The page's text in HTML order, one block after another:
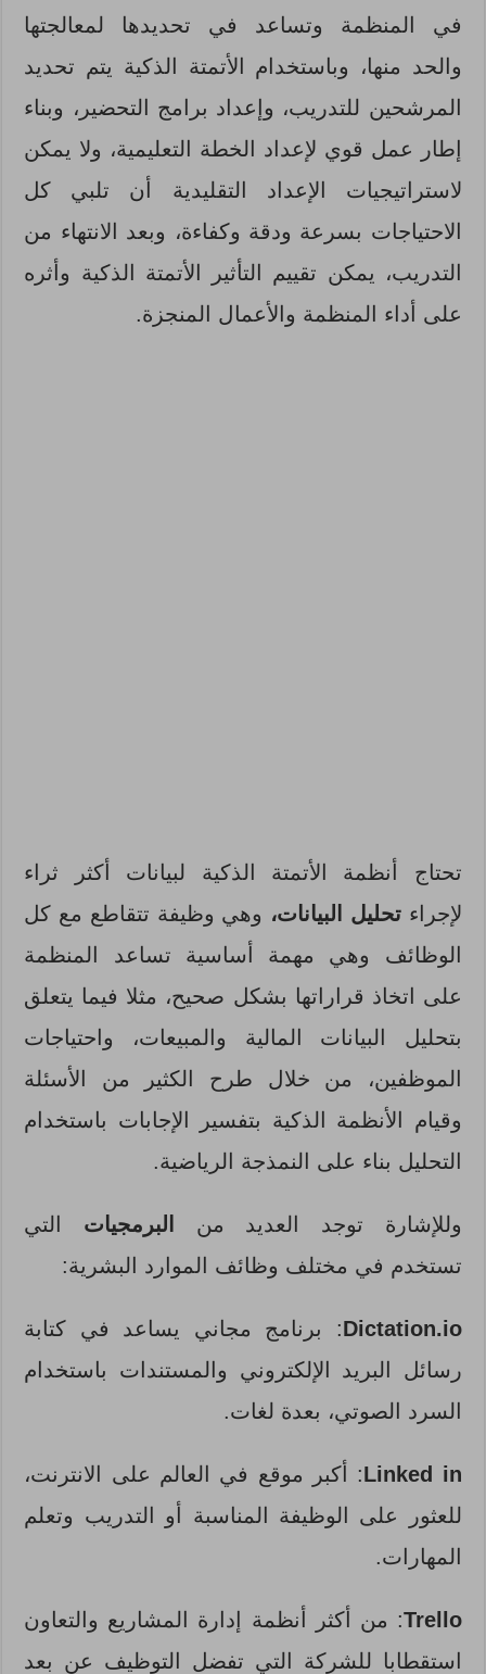
في المنظمة وتساعد في تحديدها لمعالجتها
والحد منها، وباستخدام الأتمتة الذكية يتم تحديد
المرشحين للتدريب، وإعداد برامج التحضير، وبناء
إطار عمل قوي لإعداد الخطة التعليمية، ولا يمكن
لاستراتيجيات الإعداد التقليدية أن تلبي كل
الاحتياجات بسرعة ودقة وكفاءة، وبعد الانتهاء من
التدريب، يمكن تقييم التأثير الأتمتة الذكية وأثره
على أداء المنظمة والأعمال المنجزة.
تحتاج أنظمة الأتمتة الذكية لبيانات أكثر ثراء
لإجراء تحليل البيانات، وهي وظيفة تتقاطع مع كل
الوظائف وهي مهمة أساسية تساعد المنظمة
على اتخاذ قراراتها بشكل صحيح، مثلا فيما يتعلق
بتحليل البيانات المالية والمبيعات، واحتياجات
الموظفين، من خلال طرح الكثير من الأسئلة
وقيام الأنظمة الذكية بتفسير الإجابات باستخدام
التحليل بناء على النمذجة الرياضية.
وللإشارة توجد العديد من البرمجيات التي
تستخدم في مختلف وظائف الموارد البشرية:
Dictation.io: برنامج مجاني يساعد في كتابة
رسائل البريد الإلكتروني والمستندات باستخدام
السرد الصوتي، بعدة لغات.
Linked in: أكبر موقع في العالم على الانترنت،
للعثور على الوظيفة المناسبة أو التدريب وتعلم
المهارات.
Trello: من أكثر أنظمة إدارة المشاريع والتعاون
استقطابا للشركة التي تفضل التوظيف عن بعد